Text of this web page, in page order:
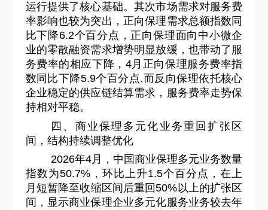
运行提供了核心基础。其次市场需求对服务费
率影响也较为突出，正向保理需求总额指数同
比下降6.2个百分点，正向保理面向中小微企
业的零散融资需求增势明显放缓，也带动了服
务费率的相应下降，4月正向保理服务费率指
数同比下降5.9个百分点.而反向保理依托核心
企业稳定的供应链结算需求，服务费率走势保
持相对平稳。
四、商业保理多元化业务重回扩张区
间，结构持续调整优化
2026年4月，中国商业保理多元业务数量
指数为50.7%，环比上升1.5个百分点，在上
月短暂降至收缩区间后重回50%以上的扩张区
间，显示商业保理企业多元化服务业务较去年